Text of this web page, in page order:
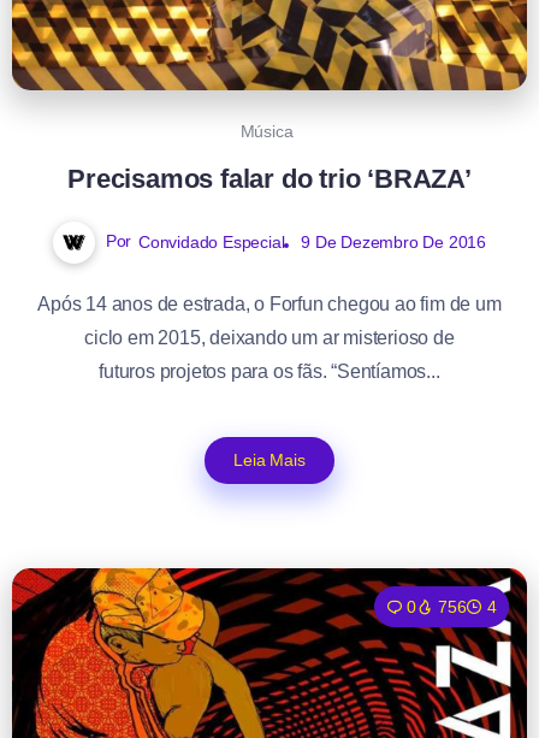
Música
Precisamos falar do trio ‘BRAZA’
Por Convidado Especial 9 De Dezembro De 2016
Após 14 anos de estrada, o Forfun chegou ao fim de um
ciclo em 2015, deixando um ar misterioso de
futuros projetos para os fãs. “Sentíamos...
Leia Mais
0 756 4